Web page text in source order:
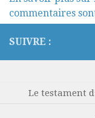
commentaires
SUIVRE :
Le testament